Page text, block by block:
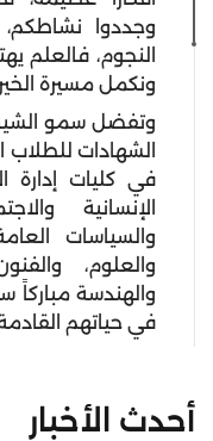
وجددوا
النجوم، فالعلم
ونكمل مسيرة الخير
وتفضل سمو
الشهادات للطلاب
في كليات إدارة
الإنسانية
والسياسات
والعلوم،
والهندسة مباركاً
في حياتهم
أحدث الأخبار